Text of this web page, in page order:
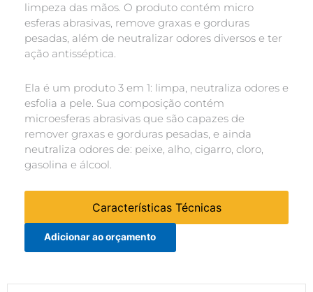
limpeza das mãos. O produto contém micro
esferas abrasivas, remove graxas e gorduras
pesadas, além de neutralizar odores diversos e ter
ação antisséptica.
Ela é um produto 3 em 1: limpa, neutraliza odores e
esfolia a pele. Sua composição contém
microesferas abrasivas que são capazes de
remover graxas e gorduras pesadas, e ainda
neutraliza odores de: peixe, alho, cigarro, cloro,
gasolina e álcool.
Características Técnicas
Adicionar ao orçamento